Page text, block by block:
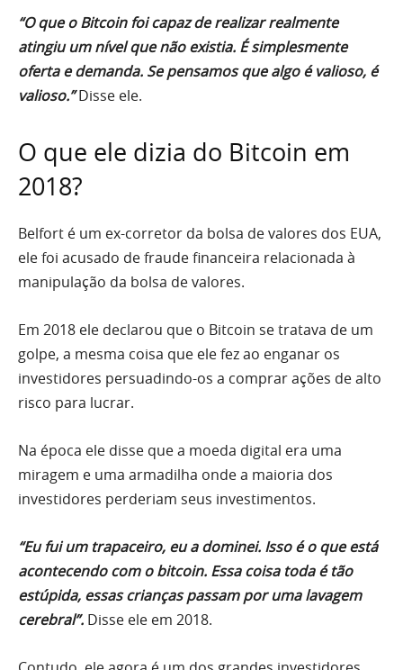
“O que o Bitcoin foi capaz de realizar realmente
atingiu um nível que não existia. É simplesmente
oferta e demanda. Se pensamos que algo é valioso, é
valioso.”Disse ele.
O que ele dizia do Bitcoin em
2018?
Belfort é um ex-corretor da bolsa de valores dos EUA,
ele foi acusado de fraude financeira relacionada à
manipulação da bolsa de valores.
Em 2018 ele declarou que o Bitcoin se tratava de um
golpe, a mesma coisa que ele fez ao enganar os
investidores persuadindo-os a comprar ações de alto
risco para lucrar.
Na época ele disse que a moeda digital era uma
miragem e uma armadilha onde a maioria dos
investidores perderiam seus investimentos.
“Eu fui um trapaceiro, eu a dominei. Isso é o que está
acontecendo com o bitcoin. Essa coisa toda é tão
estúpida, essas crianças passam por uma lavagem
cerebral”. Disse ele em 2018.